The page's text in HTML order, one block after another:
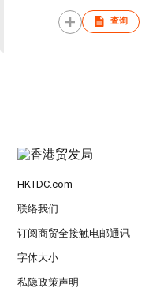
查询
HKTDC.com
联络我们
订阅商贸全接触电邮通讯
字体大小
私隐政策声明